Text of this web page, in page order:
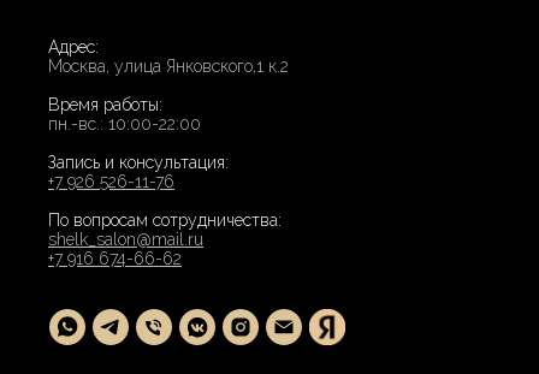
Адрес:
Москва, улица Янковского,1 к.2
Время работы:
пн.-вс.: 10:00-22:00
Запись и консультация:
+7 926 526-11-76
По вопросам сотрудничества:
shelk_salon@mail.ru
+7 916 674-66-62